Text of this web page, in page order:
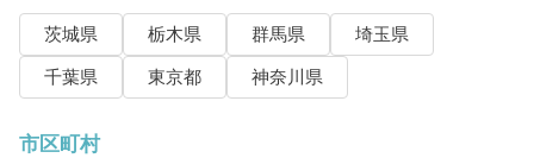
茨城県 栃木県 群馬県
埼玉県
千葉県
東京都 神奈川県
市区町村